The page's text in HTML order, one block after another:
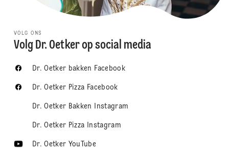
VOLG ONS
Volg Dr. Oetker op social media
Dr. Oetker bakken Facebook
Dr. Oetker Pizza Facebook
Dr. Oetker Bakken Instagram
Dr. Oetker Pizza Instagram
Dr. Oetker YouTube